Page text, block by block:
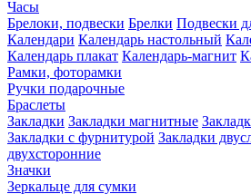
Часы
Брелоки, подвески Брелки Подвески
Календари Календарь настольный
Календарь плакат Календарь-магнит
Рамки, фоторамки
Ручки подарочные
Браслеты
Закладки Закладки магнитные
Закладки с фурнитурой Закладки
двухсторонние
Значки
Зеркальце для сумки